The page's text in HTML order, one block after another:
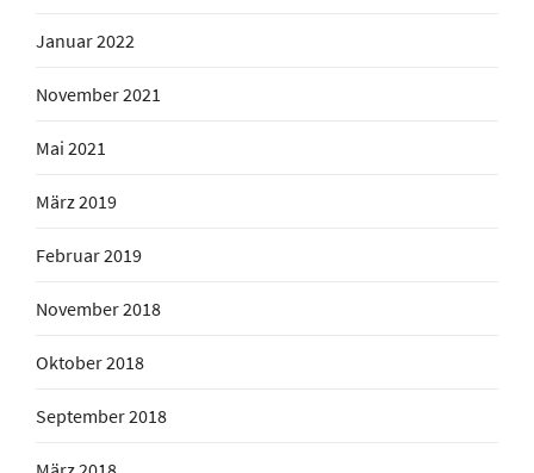
Januar 2022
November 2021
Mai 2021
März 2019
Februar 2019
November 2018
Oktober 2018
September 2018